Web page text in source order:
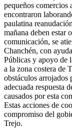
pequeños comercios
encontraron
paulatina
mañana deben estar
comunicación, se
Chanchén, con
Públicas y apoyo de
a la zona costera de
obstáculos
adecuada respuesta
causados por esta
Estas acciones de
compromiso del
Trejo.